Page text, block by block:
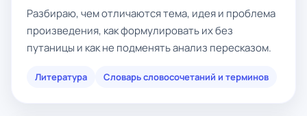
Разбираю, чем отличаются тема, идея и проблема
произведения, как формулировать их без
путаницы и как не подменять анализ пересказом.
Литература Словарь словосочетаний и терминов